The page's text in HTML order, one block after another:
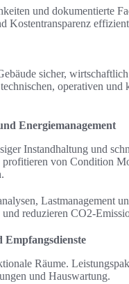
und dokumentierte
Kostentransparenz
sicher,
operativen und
Energiemanagement
Instandhaltung und
von Condition
Lastmanagement
reduzieren CO2-
Empfangsdienste
Räume.
und Hauswartung.